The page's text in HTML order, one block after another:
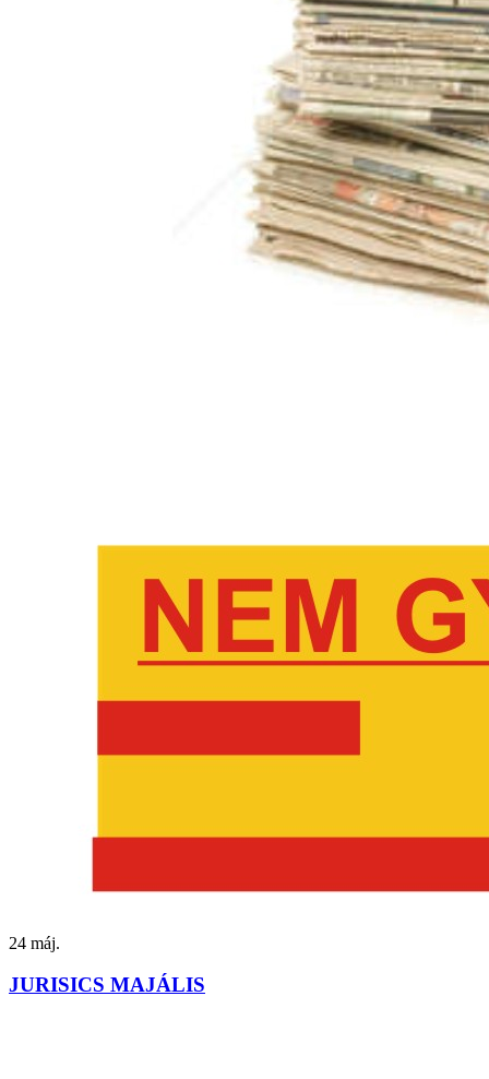
24 máj.
JURISICS MAJÁLIS